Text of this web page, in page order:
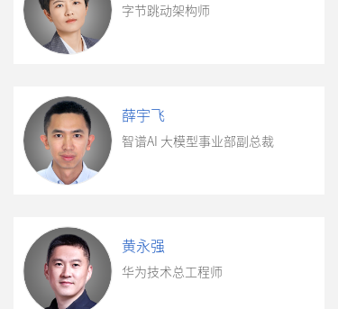
字节跳动架构师
雄英飞
北京大学副教授
薛宇飞
智谱AI 大模型事业部副总裁
黄永强
华为技术总工程师